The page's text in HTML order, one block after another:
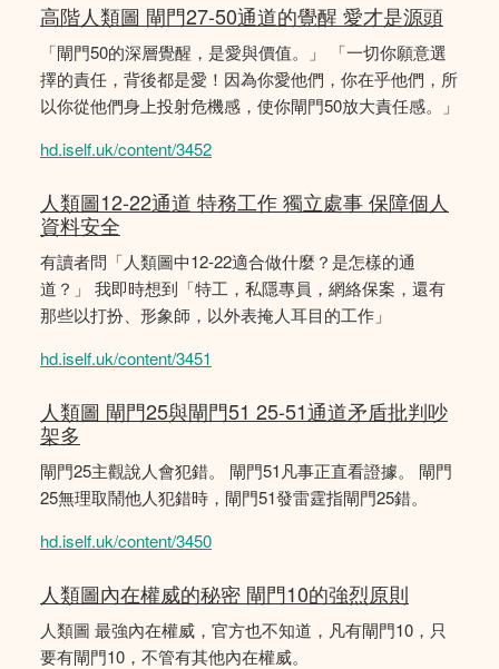
高階人類圖 閘門27-50通道的覺醒 愛才是源頭
「閘門50的深層覺醒，是愛與價值。」 「一切你願意選
擇的責任，背後都是愛！因為你愛他們，你在乎他們，所
以你從他們身上投射危機感，使你閘門50放大責任感。」
hd.iself.uk/content/3452
人類圖12-22通道 特務工作 獨立處事 保障個人
資料安全
有讀者問「人類圖中12-22適合做什麼？是怎樣的通
道？」 我即時想到「特工，私隱專員，網絡保案，還有
那些以打扮、形象師，以外表掩人耳目的工作」
hd.iself.uk/content/3451
人類圖 閘門25與閘門51 25-51通道矛盾批判吵
架多
閘門25主觀說人會犯錯。 閘門51凡事正直看證據。 閘門
25無理取鬧他人犯錯時，閘門51發雷霆指閘門25錯。
hd.iself.uk/content/3450
人類圖內在權威的秘密 閘門10的強烈原則
人類圖 最強內在權威，官方也不知道，凡有閘門10，只
要有閘門10，不管有其他內在權威。